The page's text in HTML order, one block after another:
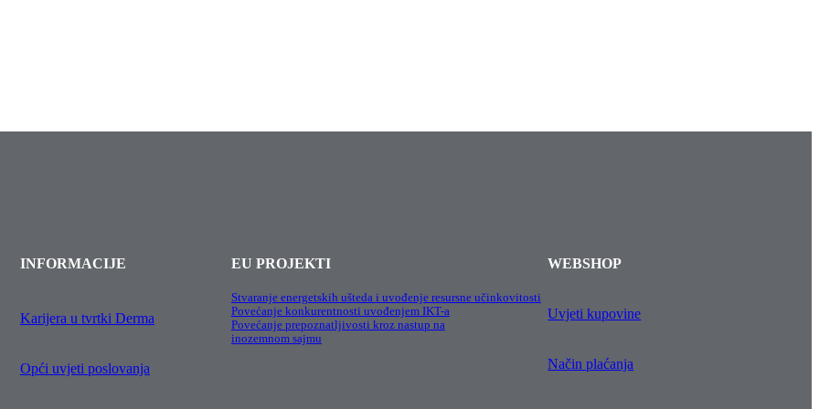
INFORMACIJE
Karijera u tvrtki Derma
Opći uvjeti poslovanja
EU PROJEKTI
Stvaranje energetskih ušteda i uvođenje resursne učinkovitosti
Povećanje konkurentnosti uvođenjem IKT-a
Povećanje prepoznatljivosti kroz nastup na
inozemnom sajmu
WEBSHOP
Uvjeti kupovine
Način plaćanja